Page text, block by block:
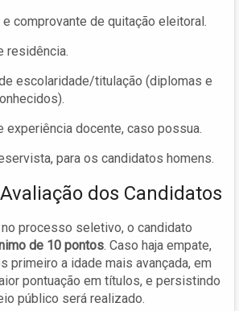
comprovante de quitação eleitoral.
residência.
escolaridade/titulação (diplomas e
experiência docente, caso possua.
para os candidatos homens.
dos Candidatos
processo seletivo, o candidato
de 10 pontos. Caso haja empate,
primeiro a idade mais avançada, em
pontuação em títulos, e persistindo
público será realizado.